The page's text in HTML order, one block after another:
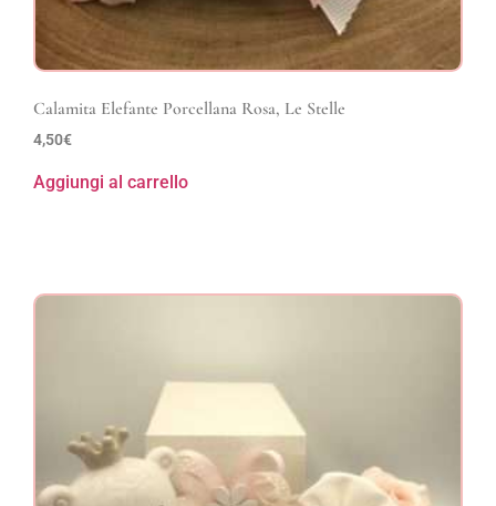
Calamita Elefante Porcellana Rosa, Le Stelle
4,50€
Aggiungi al carrello